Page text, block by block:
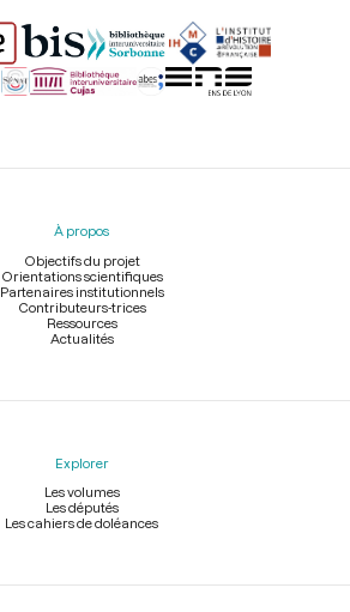
À propos
Objectifs du projet
Orientations scientifiques
Partenaires institutionnels
Contributeurs-trices
Ressources
Actualités
Explorer
Les volumes
Les députés
Les cahiers de doléances